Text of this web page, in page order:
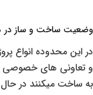
وضعیت ساخت و ساز در
در این محدوده انواع
و تعاونی های خصوصی
به ساخت میکنند در